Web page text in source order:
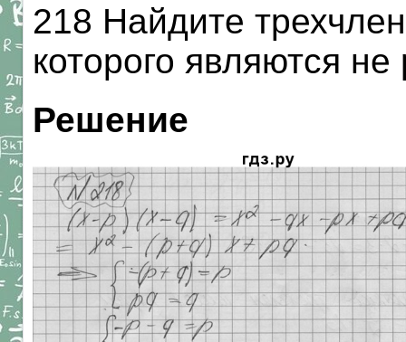
218 Найдите
которого являются
Решение